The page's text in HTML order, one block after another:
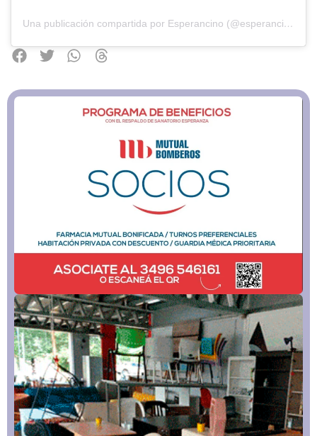
Una publicación compartida por Esperancino (@esperancino.com.ar)